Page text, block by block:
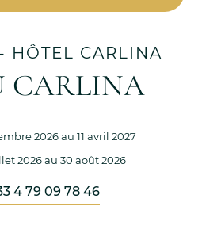
CARLINA
- HÔTEL CARLINA
2026 au 11 avril 2027
2026 au 30 août 2026
4 79 09 78 46